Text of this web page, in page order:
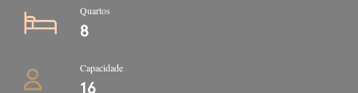
Quartos
8
Capacidade
16